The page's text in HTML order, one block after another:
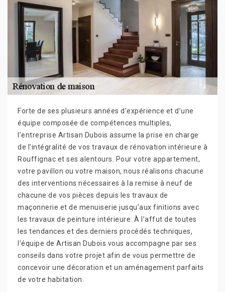
Forte de ses plusieurs années d’expérience et d’une
équipe composée de compétences multiples,
l’entreprise Artisan Dubois assume la prise en charge
de l’intégralité de vos travaux de rénovation intérieure à
Rouffignac et ses alentours. Pour votre appartement,
votre pavillon ou votre maison, nous réalisons chacune
des interventions nécessaires à la remise à neuf de
chacune de vos pièces depuis les travaux de
maçonnerie et de menuiserie jusqu’aux finitions avec
les travaux de peinture intérieure. À l’affut de toutes
les tendances et des derniers procédés techniques,
l’équipe de Artisan Dubois vous accompagne par ses
conseils dans votre projet afin de vous permettre de
concevoir une décoration et un aménagement parfaits
de votre habitation.